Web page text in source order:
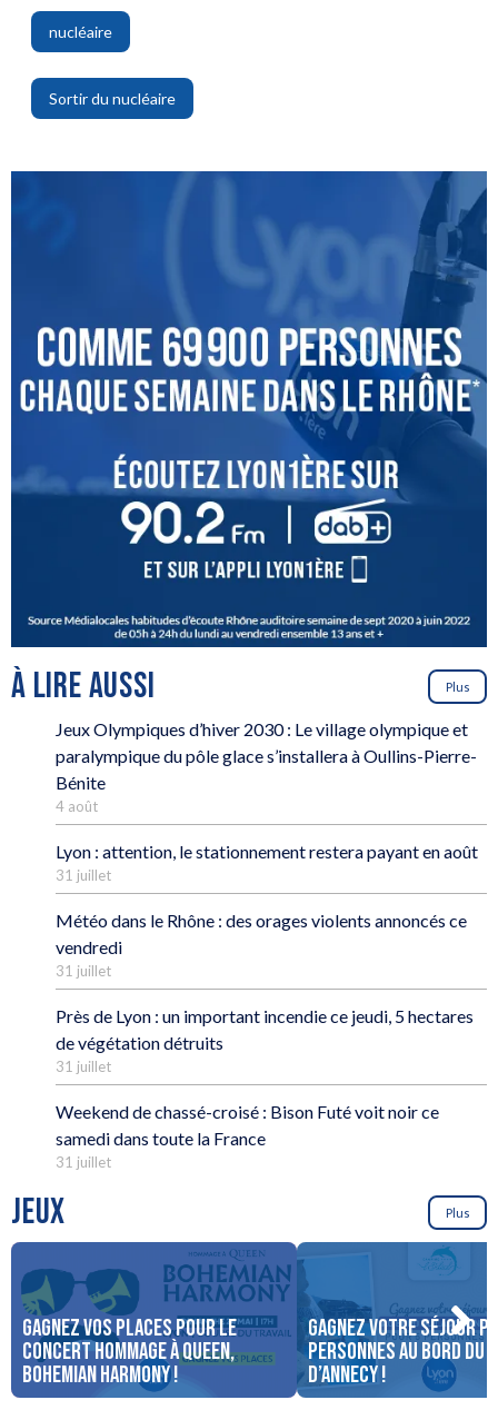
nucléaire
,
Sortir du nucléaire
À LIRE AUSSI Plus
Jeux Olympiques d’hiver 2030 : Le village olympique et
paralympique du pôle glace s’installera à Oullins-Pierre-
Bénite
4 août
Lyon : attention, le stationnement restera payant en août
31 juillet
Météo dans le Rhône : des orages violents annoncés ce
vendredi
31 juillet
Près de Lyon : un important incendie ce jeudi, 5 hectares
de végétation détruits
31 juillet
Weekend de chassé-croisé : Bison Futé voit noir ce
samedi dans toute la France
31 juillet
JEUX Plus
Gagnez vos places pour le
concert Hommage à Queen,
Bohemian Harmony !
Gagnez votre séjour
personnes au bord du
d’Annecy !